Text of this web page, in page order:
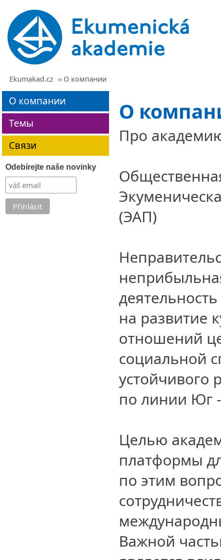
Ekumakad.cz ›› О компании
О компании
Темы
Связи
Odebírejte naše novinky
О
Про
(ЭАП)
на развитие
отношений
социальной
устойчивого
по линии Юг
Целью
платформы
по этим
Важной